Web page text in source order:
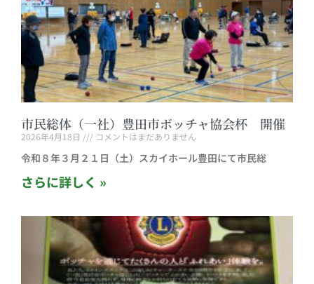
市民総体（一社）豊田市ボッチャ協会杯 開催
2026年4月18日 コメントはまだありません
令和８年３月２１日（土）スカイホール豊田にて市民総
さらに詳しく »